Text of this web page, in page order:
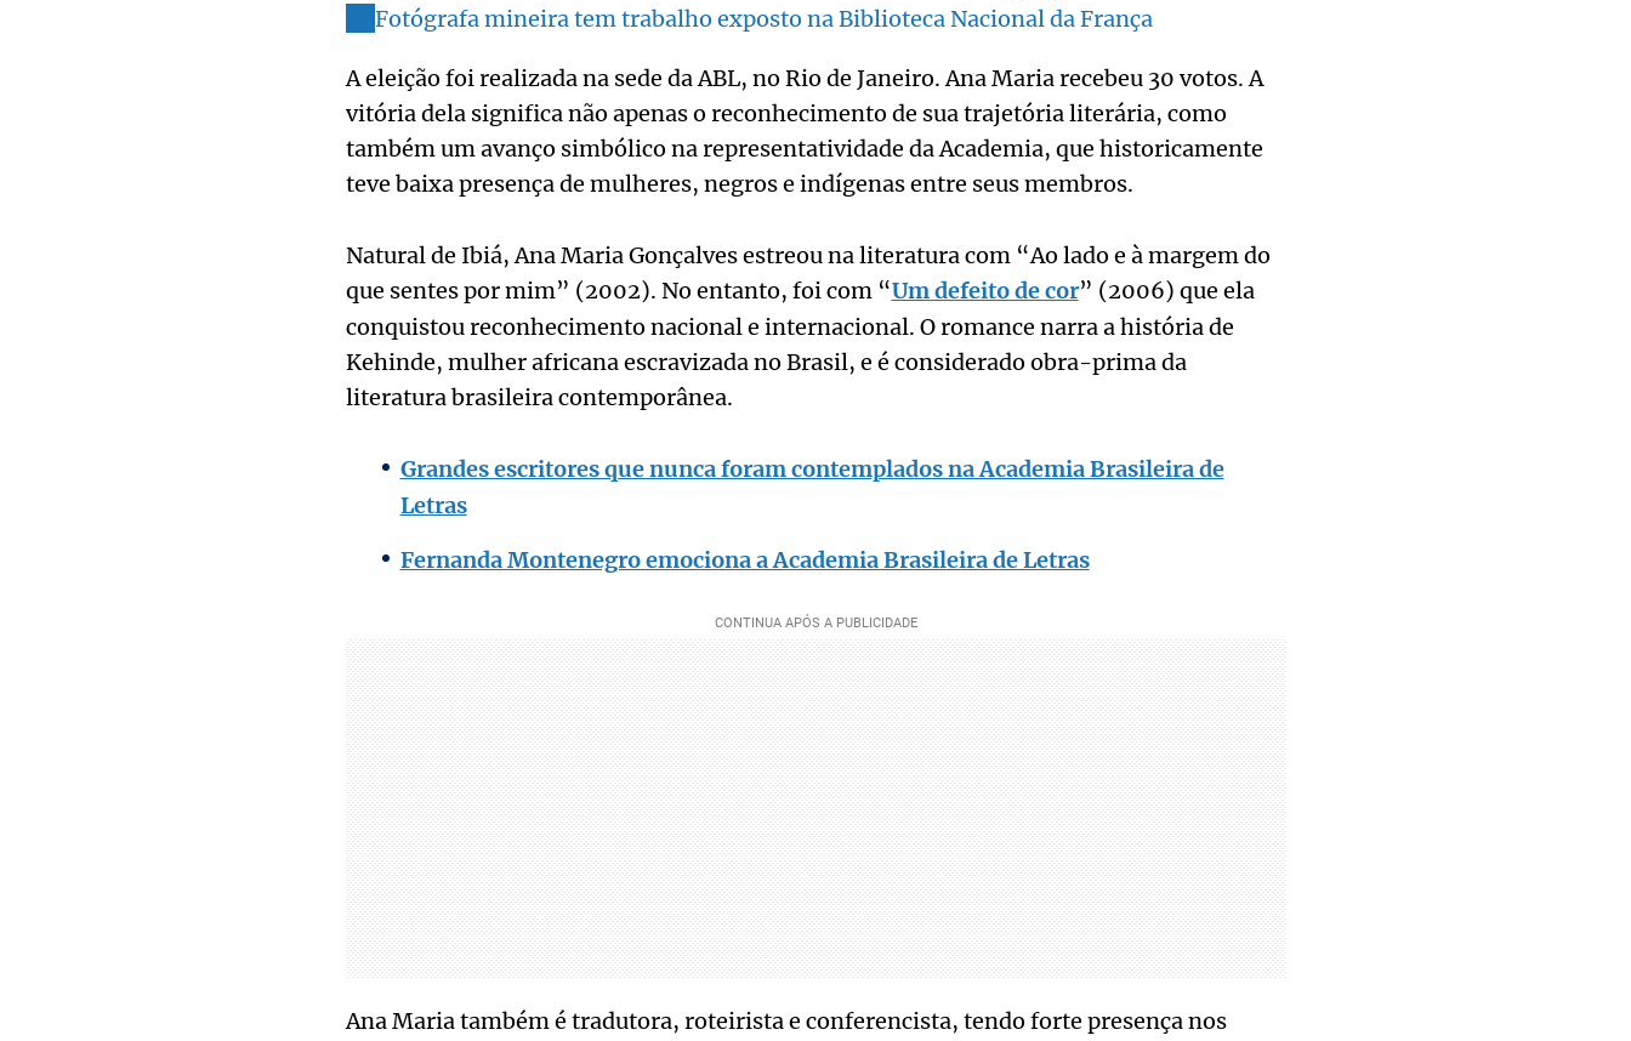
Fotógrafa mineira tem trabalho exposto na Biblioteca Nacional da França
A eleição foi realizada na sede da ABL, no Rio de Janeiro. Ana Maria recebeu 30 votos. A
vitória dela significa não apenas o reconhecimento de sua trajetória literária, como
também um avanço simbólico na representatividade da Academia, que historicamente
teve baixa presença de mulheres, negros e indígenas entre seus membros.
Natural de Ibiá, Ana Maria Gonçalves estreou na literatura com “Ao lado e à margem do
que sentes por mim” (2002). No entanto, foi com “Um defeito de cor” (2006) que ela
conquistou reconhecimento nacional e internacional. O romance narra a história de
Kehinde, mulher africana escravizada no Brasil, e é considerado obra-prima da
literatura brasileira contemporânea.
Grandes escritores que nunca foram contemplados na Academia Brasileira de
Letras
Fernanda Montenegro emociona a Academia Brasileira de Letras
Ana Maria também é tradutora, roteirista e conferencista, tendo forte presença nos